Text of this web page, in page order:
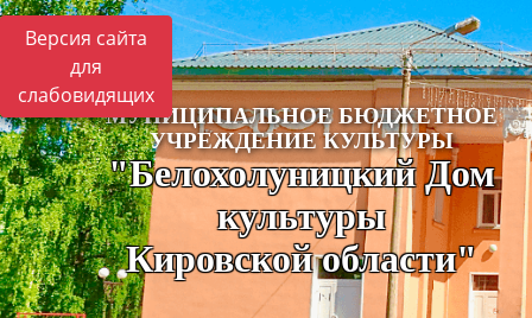
Версия сайта
для
слабовидящих
МУНИЦИПАЛЬНОЕ БЮДЖЕТНОЕ
УЧРЕЖДЕНИЕ КУЛЬТУРЫ
"Белохолуницкий Дом
культуры
Кировской области"